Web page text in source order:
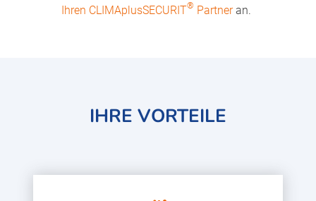
Ihren CLIMAplusSECURIT® Partneran.
IHRE VORTEILE